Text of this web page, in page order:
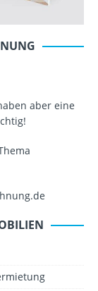
aber eine